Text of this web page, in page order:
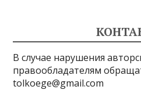
В случае нарушения
правообладателям
tolkoege@gmail.com